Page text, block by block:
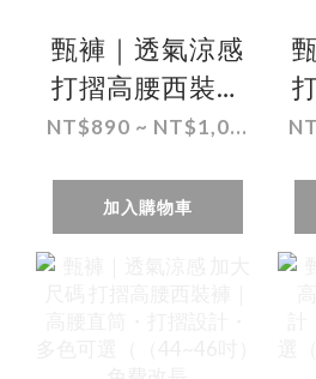
甄褲｜透氣涼感
打摺高腰西裝褲
｜直筒設計・防
（30~46 吋）免
費改長
NT$890 ~ NT$1,0...
加入購物車